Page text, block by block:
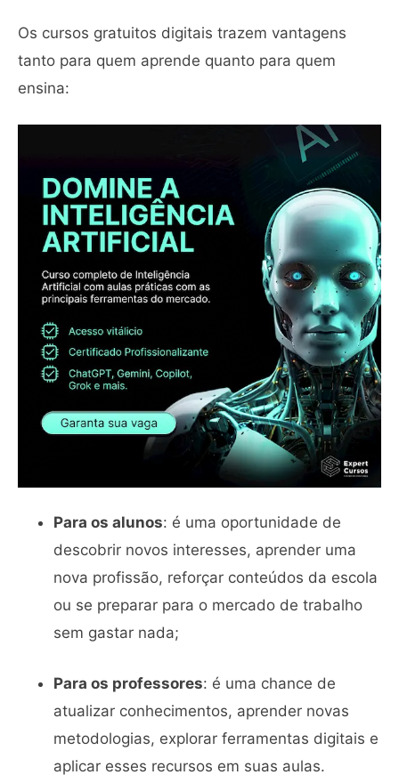
Os cursos gratuitos digitais trazem vantagens
tanto para quem aprende quanto para quem
ensina:
Para os alunos: é uma oportunidade de
descobrir novos interesses, aprender uma
nova profissão, reforçar conteúdos da escola
ou se preparar para o mercado de trabalho
sem gastar nada;
Para os professores: é uma chance de
atualizar conhecimentos, aprender novas
metodologias, explorar ferramentas digitais e
aplicar esses recursos em suas aulas.